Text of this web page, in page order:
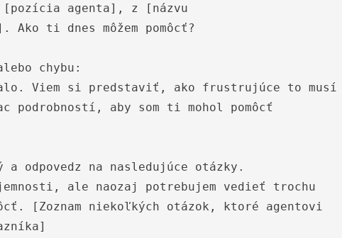
[pozícia agenta], z [názvu
ti dnes môžem pomôcť?
chybu:
Viem si predstaviť, ako frustrujúce to musí
aby som ti mohol pomôcť
odpovedz na nasledujúce otázky.
ale naozaj potrebujem vedieť trochu
[Zoznam niekoľkých otázok, ktoré agentovi